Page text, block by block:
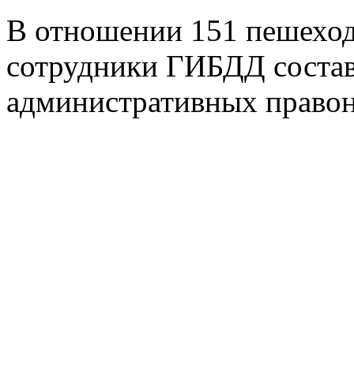
В отношении 151
сотрудники ГИБДД
административных